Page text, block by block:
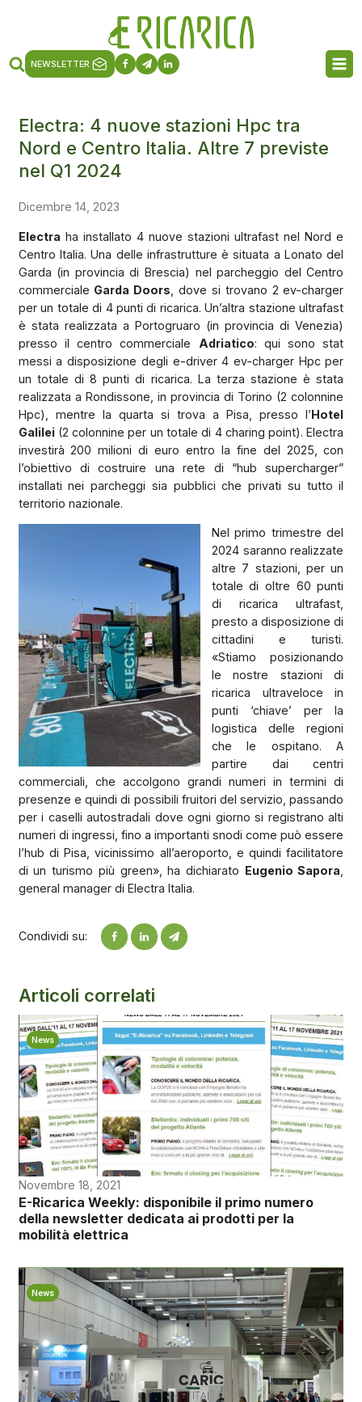
NEWSLETTER
Electra: 4 nuove stazioni Hpc tra
Nord e Centro Italia. Altre 7 previste
nel Q1 2024
Dicembre 14, 2023
Electra ha installato 4 nuove stazioni ultrafast nel Nord e
Centro Italia. Una delle infrastrutture è situata a Lonato del
Garda (in provincia di Brescia) nel parcheggio del Centro
commerciale Garda Doors , dove si trovano 2 ev-charger
per un totale di 4 punti di ricarica. Un’altra stazione ultrafast
è stata realizzata a Portogruaro (in provincia di Venezia)
presso il centro commerciale Adriatico: qui sono stat
messi a disposizione degli e-driver 4 ev-charger Hpc per
un totale di 8 punti di ricarica. La terza stazione è stata
realizzata a Rondissone, in provincia di Torino (2 colonnine
Hpc), mentre la quarta si trova a Pisa, presso l’Hotel
Galilei(2 colonnine per un totale di 4 charing point). Electra
investirà 200 milioni di euro entro la fine del 2025, con
l’obiettivo di costruire una rete di “hub supercharger”
installati nei parcheggi sia pubblici che privati su tutto il
territorio nazionale.
Nel primo trimestre del
2024 saranno realizzate
altre 7 stazioni, per un
totale di oltre 60 punti
di ricarica ultrafast,
presto a disposizione di
cittadini e turisti.
«Stiamo posizionando
le nostre stazioni di
ricarica ultraveloce in
punti ‘chiave’ per la
logistica delle regioni
che le ospitano. A
partire dai centri
commerciali, che accolgono grandi numeri in termini di
presenze e quindi di possibili fruitori del servizio, passando
per i caselli autostradali dove ogni giorno si registrano alti
numeri di ingressi, fino a importanti snodi come può essere
l’hub di Pisa, vicinissimo all’aeroporto, e quindi facilitatore
di un turismo più green», ha dichiarato Eugenio Sapora
general manager di Electra Italia.
Condividi su:
Articoli correlati
News
Novembre 18, 2021
E-Ricarica Weekly: disponibile il primo numero
della newsletter dedicata ai prodotti per la
mobilità elettrica
News